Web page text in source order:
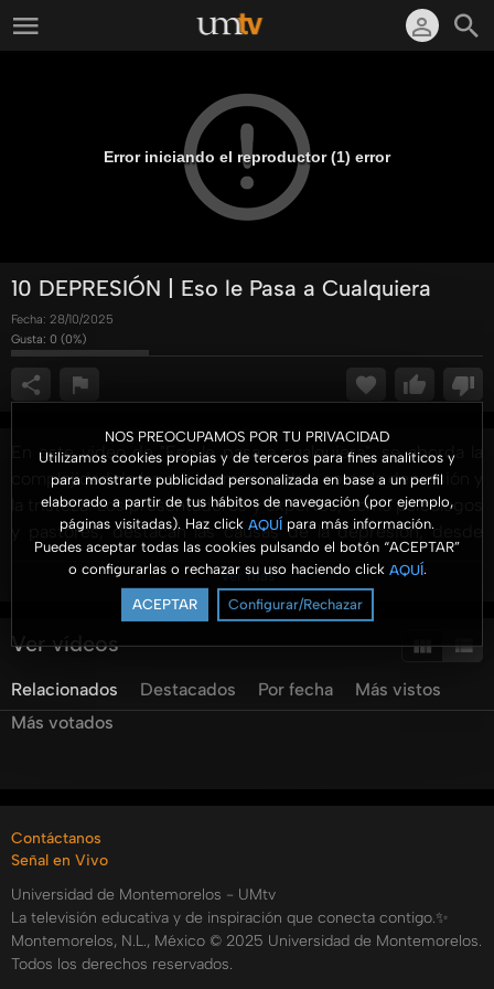
NOS PREOCUPAMOS POR TU PRIVACIDAD
Utilizamos cookies propias y de terceros para fines analíticos y
para mostrarte publicidad personalizada en base a un perfil
elaborado a partir de tus hábitos de navegación (por ejemplo,
páginas visitadas). Haz click AQUÍ para más información.
Puedes aceptar todas las cookies pulsando el botón “ACEPTAR”
o configurarlas o rechazar su uso haciendo click AQUÍ.
ACEPTAR Configurar/Rechazar
Error iniciando el reproductor (1) error
10 DEPRESIÓN | Eso le Pasa a Cualquiera
Fecha: 28/10/2025
Gusta: 0 (0%)
En este video de "Eso le pasa a cualquiera", se aborda la
complejidad de las crisis emocionales, como la depresión y
la tristeza. Los presentadores y expertos, como psicólogos
y pastores, destacan las causas de la depresión, desde
factores genéticos hasta sociales, y su impacto profundo y
duradero. Se enfatiza la importancia de identificar
síntomas como la desesperanza y buscar ayuda
el apoyo familiar pueden ser pilares fundamentales para
superar momentos difíciles. Además, se hace un llamado a
esperanza frente a la depresión.
Categorías:
Tags:
umtv eso le pasa a cualquiera depresion
Ver más
Ver vídeos
Relacionados Destacados Por fecha
Más vistos
Más votados
Contáctanos
Señal en Vivo
Universidad de Montemorelos - UMtv
La televisión educativa y de inspiración que conecta contigo.✨
Montemorelos, N.L., México © 2025 Universidad de Montemorelos.
Todos los derechos reservados.